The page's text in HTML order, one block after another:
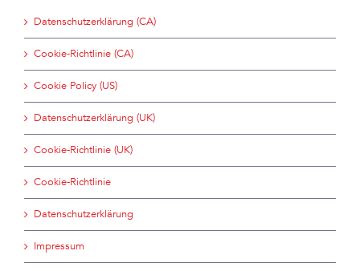
Datenschutzerklärung (CA)
Cookie-Richtlinie (CA)
Cookie Policy (US)
Datenschutzerklärung (UK)
Cookie-Richtlinie (UK)
Cookie-Richtlinie
Datenschutzerklärung
Impressum